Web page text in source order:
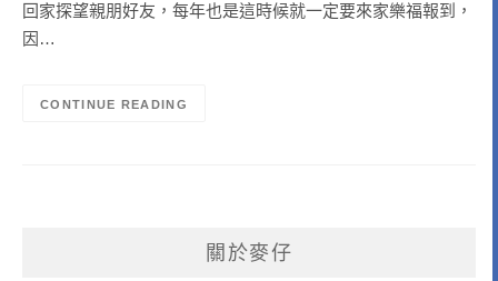
回家探望親朋好友，每年也是這時候就一定要來家樂福報到，
因…
CONTINUE READING
關於麥仔